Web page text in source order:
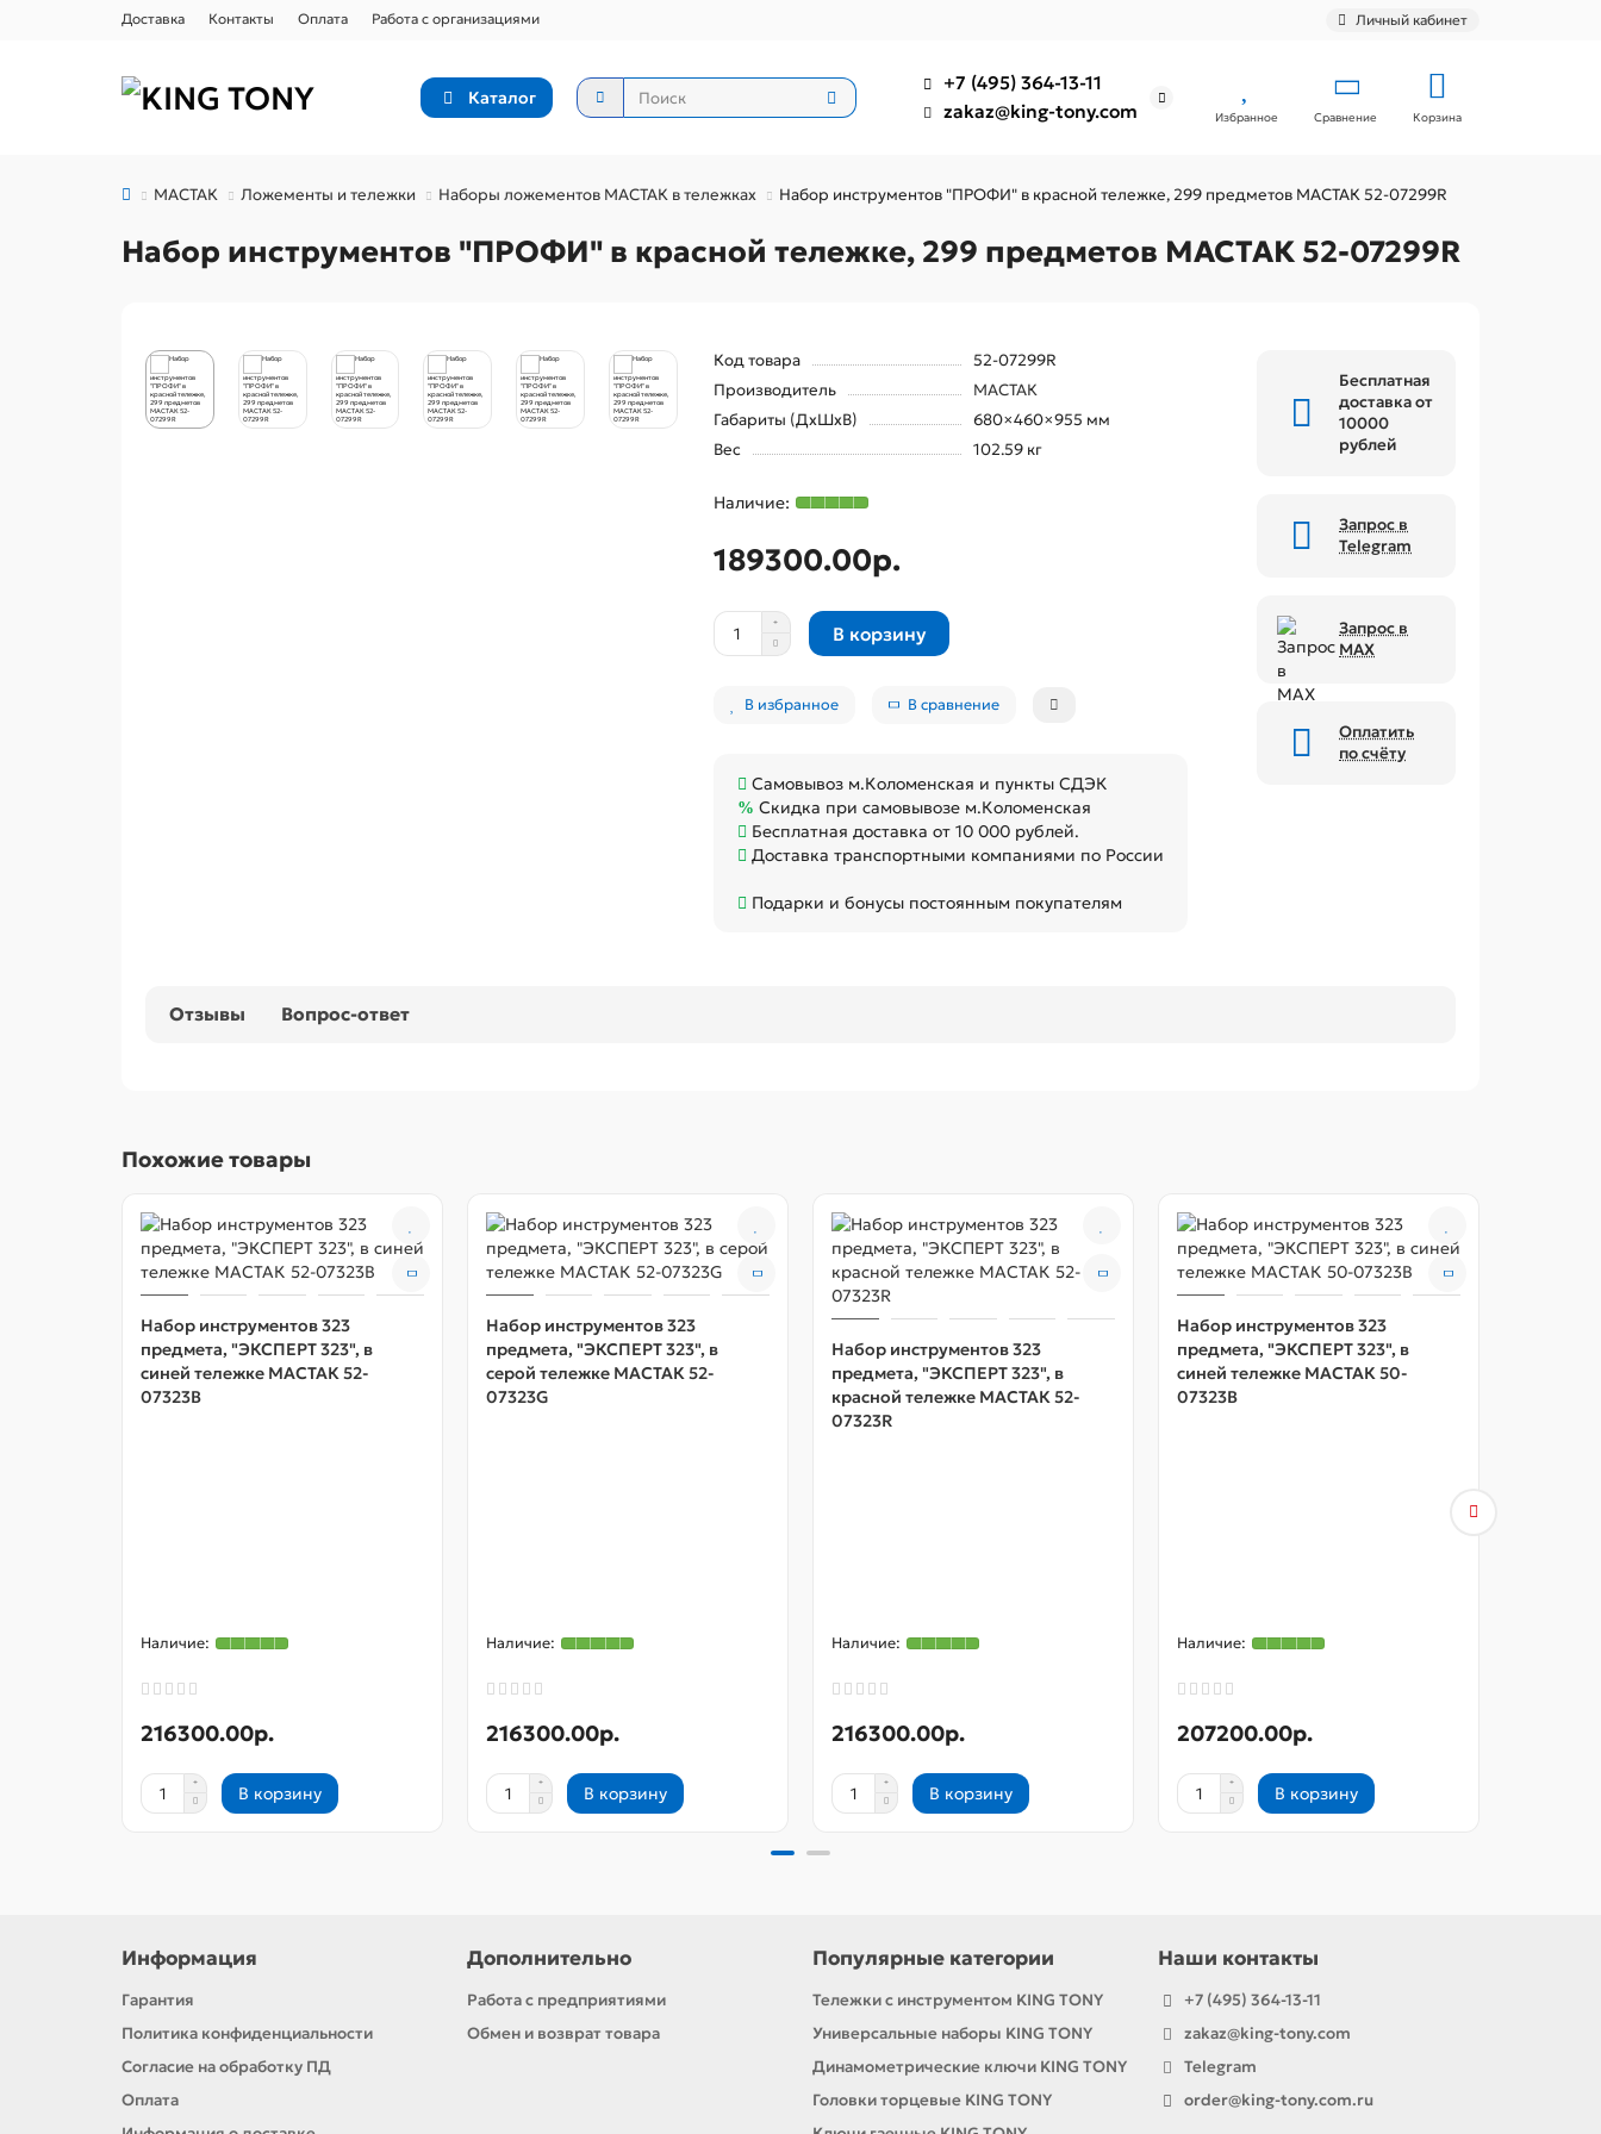
Доставка Контакты Оплата Работа с организациями Личный кабинет
Каталог
+7 (495) 364-13-11
zakaz@king-tony.com
Избранное Сравнение Корзина
МАСТАК Ложементы и тележки Наборы ложементов МАСТАК в тележках Набор инструментов "ПРОФИ" в красной тележке, 299 предметов МАСТАК 52-07299R
Набор инструментов "ПРОФИ" в красной тележке, 299 предметов МАСТАК 52-07299R
Код товара
52-07299R
Производитель
МАСТАК
Габариты (ДхШхВ)
680×460×955 мм
Вес
102.59 кг
189300.00р.
В корзину
В избранное В сравнение
Самовывоз м.Коломенская и пункты СДЭК
Скидка при самовывозе м.Коломенская
Бесплатная доставка от 10 000 рублей.
Доставка транспортными компаниями по России
Подарки и бонусы постоянным покупателям
Бесплатная
доставка от
10000
рублей
Запрос в
Telegram
Запрос в
MAX
Оплатить
по счёту
Отзывы Вопрос-ответ
Похожие товары
Набор инструментов 323
предмета, "ЭКСПЕРТ 323", в
синей тележке МАСТАК 52-
07323B
216300.00р.
В корзину
Набор инструментов 323
предмета, "ЭКСПЕРТ 323", в
серой тележке МАСТАК 52-
07323G
216300.00р.
В корзину
Набор инструментов 323
предмета, "ЭКСПЕРТ 323", в
красной тележке МАСТАК 52-
07323R
216300.00р.
В корзину
Набор инструментов 323
предмета, "ЭКСПЕРТ 323", в
синей тележке МАСТАК 50-
07323B
207200.00р.
В корзину
Информация
Гарантия
Политика конфиденциальности
Согласие на обработку ПД
Оплата
Дополнительно
Работа с предприятиями
Обмен и возврат товара
Популярные категории
Тележки с инструментом KING TONY
Универсальные наборы KING TONY
Динамометрические ключи KING TONY
Головки торцевые KING TONY
Наши контакты
+7 (495) 364-13-11
zakaz@king-tony.com
Telegram
order@king-tony.com.ru